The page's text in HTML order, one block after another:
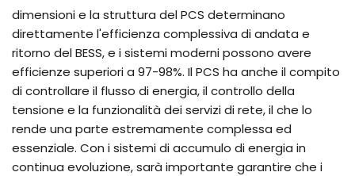
dimensioni e la struttura del PCS determinano
direttamente l'efficienza complessiva di andata e
ritorno del BESS, e i sistemi moderni possono avere
efficienze superiori a 97-98%. Il PCS ha anche il compito
di controllare il flusso di energia, il controllo della
tensione e la funzionalità dei servizi di rete, il che lo
rende una parte estremamente complessa ed
essenziale. Con i sistemi di accumulo di energia in
continua evoluzione, sarà importante garantire che i